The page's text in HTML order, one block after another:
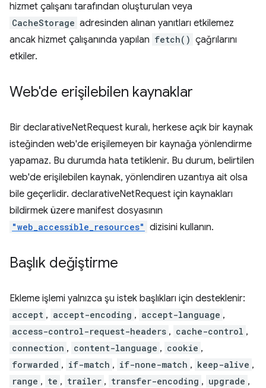
hizmet çalışanı tarafından oluşturulan veya
CacheStorage adresinden alınan yanıtları etkilemez
ancak hizmet çalışanında yapılan fetch() çağrılarını
etkiler.
Web'de erişilebilen kaynaklar
Bir declarativeNetRequest kuralı, herkese açık bir kaynak
isteğinden web'de erişilemeyen bir kaynağa yönlendirme
yapamaz. Bu durumda hata tetiklenir. Bu durum, belirtilen
web'de erişilebilen kaynak, yönlendiren uzantıya ait olsa
bile geçerlidir. declarativeNetRequest için kaynakları
bildirmek üzere manifest dosyasının
"web_accessible_resources" dizisini kullanın.
Başlık değiştirme
Ekleme işlemi yalnızca şu istek başlıkları için desteklenir:
accept , accept-encoding , accept-language ,
access-control-request-headers , cache-control ,
connection , content-language , cookie ,
forwarded , if-match , if-none-match , keep-alive ,
range , te , trailer , transfer-encoding , upgrade ,